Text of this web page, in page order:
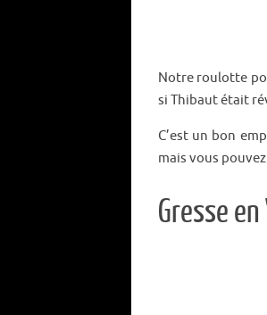
Notre roulotte
si Thibaut était
C’est un bon
mais vous
Gresse